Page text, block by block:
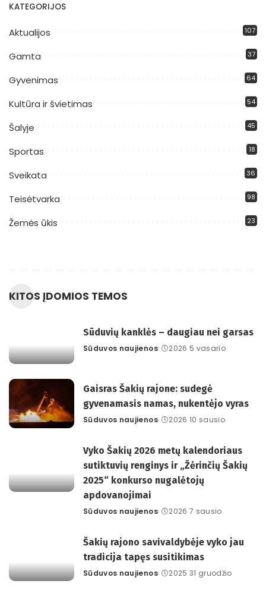
KATEGORIJOS
Aktualijos 107
Gamta 37
Gyvenimas 64
Kultūra ir švietimas 54
Šalyje 45
Sportas 18
Sveikata 36
Teisėtvarka 98
Žemės ūkis 23
KITOS ĮDOMIOS TEMOS
Sūduvių kanklės – daugiau nei garsas
Posted
Sūduvos naujienos 2026 5 vasario
Gaisras Šakių rajone: sudegė
gyvenamasis namas, nukentėjo vyras
Posted
Sūduvos naujienos 2026 10 sausio
Vyko Šakių 2026 metų kalendoriaus
sutiktuvių renginys ir „Žėrinčių Šakių
2025“ konkurso nugalėtojų
apdovanojimai
Posted
Sūduvos naujienos 2026 7 sausio
Šakių rajono savivaldybėje vyko jau
tradicija tapęs susitikimas
Posted
Sūduvos naujienos 2025 31 gruodžio